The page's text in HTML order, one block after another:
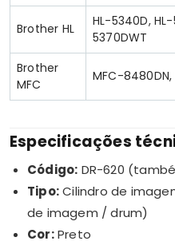
Brother HL
HL-5340D,
5370DWT
Brother
MFC
MFC-
Especificações
Código: DR-620
Tipo:Cilindro de
de imagem / drum)
Cor:Preto